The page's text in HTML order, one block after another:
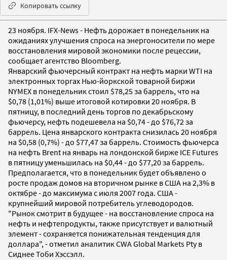
Копировать ссылку
23 ноября. IFX-News - Нефть дорожает в понедельник на
ожиданиях улучшения спроса на энергоносители по мере
восстановления мировой экономики после рецессии,
сообщает агентство Bloomberg.
Январский фьючерсный контракт на нефть марки WTI на
электронных торгах Нью-йоркской товарной биржи
NYMEX в понедельник стоил $78,25 за баррель, что на
$0,78 (1,01%) выше итоговой котировки 20 ноября. В
пятницу, в последний день торгов по декабрьскому
фьючерсу, нефть подешевела на $0,74 - до $76,72 за
баррель. Цена январского контракта снизилась 20 ноября
на $0,58 (0,7%) - до $77,47 за баррель. Стоимость фьючерса
на нефть Brent на январь на лондонской бирже ICE Futures
в пятницу уменьшилась на $0,44 - до $77,20 за баррель.
Предполагается, что в понедельник будет объявлено о
росте продаж домов на вторичном рынке в США на 2,3% в
октябре - до максимума с июля 2007 года. США -
крупнейший мировой потребитель углеводородов.
"Рынок смотрит в будущее - на восстановление спроса на
нефть и нефтепродукты, также присутствует и валютный
элемент - сохраняется понижательная тенденция для
доллара", - отметил аналитик CWA Global Markets Pty в
Сиднее Тоби Хэссэлл.